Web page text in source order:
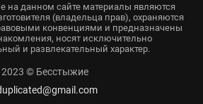
на данном сайте материалы являются
(владельца прав), охраняются
конвенциями и предназначены
носят исключительно
и развлекательный характер.
2023 © Бесстыжие